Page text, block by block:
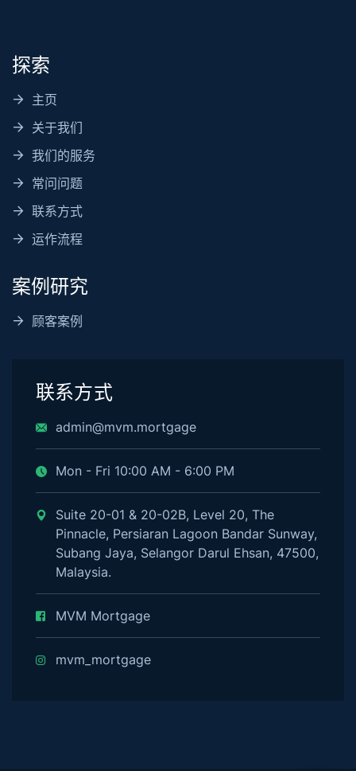
探索
主页
关于我们
我们的服务
常问问题
联系方式
运作流程
案例研究
顾客案例
联系方式
admin@mvm.mortgage
Mon - Fri 10:00 AM - 6:00 PM
Suite 20-01 & 20-02B, Level 20, The
Pinnacle, Persiaran Lagoon Bandar Sunway,
Subang Jaya, Selangor Darul Ehsan, 47500,
Malaysia.
MVM Mortgage
mvm_mortgage